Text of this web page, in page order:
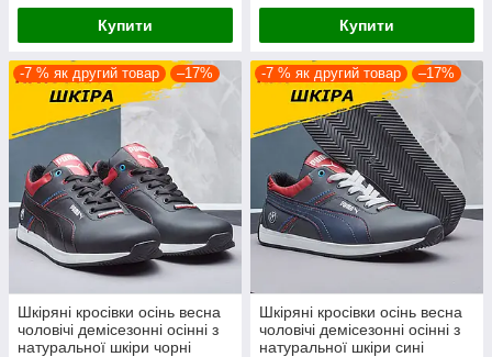
Купити Купити
-7 % як другий товар –17%
Шкіряні кросівки осінь весна
чоловічі демісезонні осінні з
натуральної шкіри чорні
-7 % як другий товар –17%
Шкіряні кросівки осінь весна
чоловічі демісезонні осінні з
натуральної шкіри сині